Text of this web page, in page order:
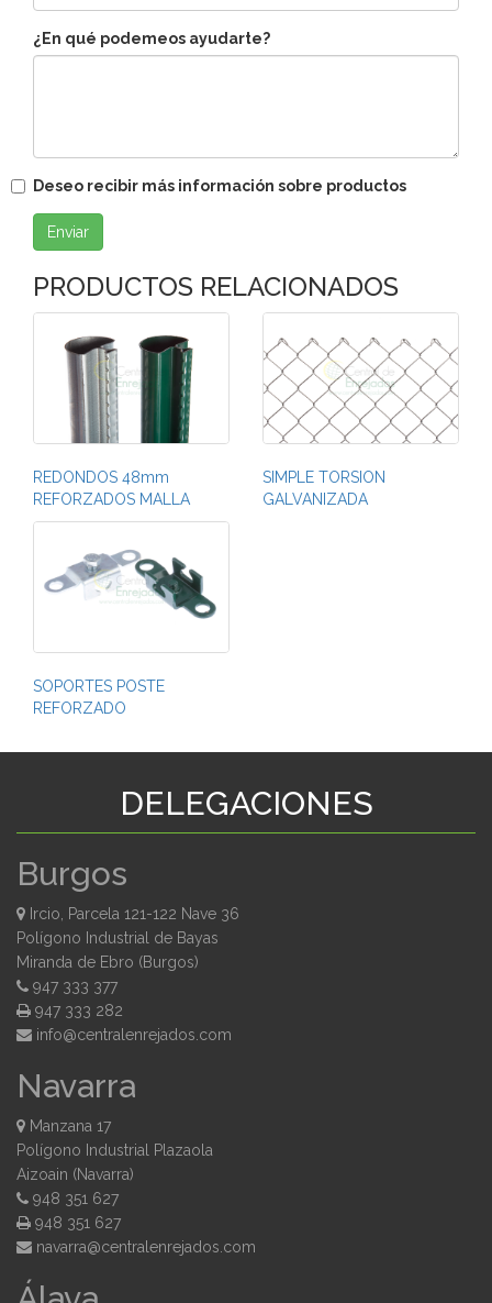
¿En qué podemeos ayudarte?
Deseo recibir más información sobre productos
Enviar
PRODUCTOS RELACIONADOS
REDONDOS 48mm
REFORZADOS MALLA
SIMPLE TORSION
GALVANIZADA
SOPORTES POSTE
REFORZADO
DELEGACIONES
Burgos
Ircio, Parcela 121-122 Nave 36
Polígono Industrial de Bayas
Miranda de Ebro (Burgos)
947 333 377
947 333 282
moc.sodajernelartnec@ofni
Navarra
Manzana 17
Polígono Industrial Plazaola
Aizoain (Navarra)
948 351 627
948 351 627
moc.sodajernelartnec@arravan